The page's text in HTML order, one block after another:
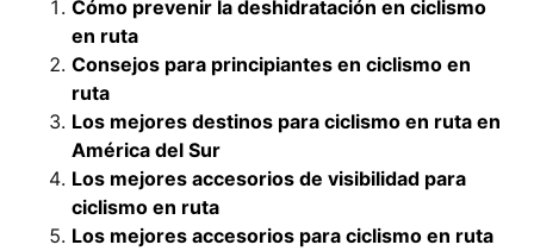
Cómo prevenir la deshidratación en ciclismo
en ruta
Consejos para principiantes en ciclismo en
ruta
Los mejores destinos para ciclismo en ruta en
América del Sur
Los mejores accesorios de visibilidad para
ciclismo en ruta
Los mejores accesorios para ciclismo en ruta